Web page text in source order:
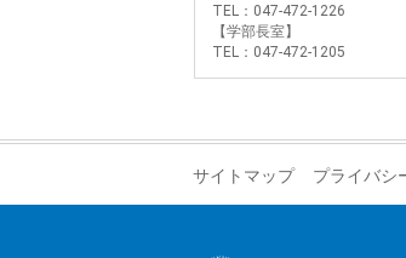
TEL：047-472-1226
【学部長室】
TEL：047-472-1205
サイトマップ プライバシ